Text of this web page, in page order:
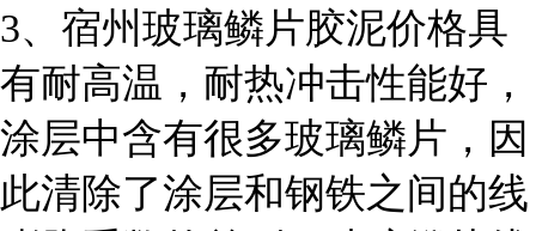
3、宿州玻璃鳞片胶泥价格具
有耐高温，耐热冲击性能好，
涂层中含有很多玻璃鳞片，因
此清除了涂层和钢铁之间的线